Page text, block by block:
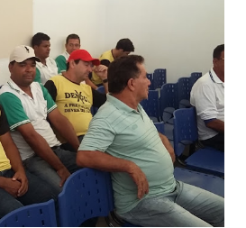
Nesta terça os militares
uma submetralhadora .380.
de fabricação artesanal e possui
vazios Ainda durante as
os militares encontraram 13
balança de precisão, dinheiro e
o material apreendido e os ...